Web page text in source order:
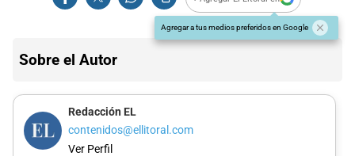
Agregar a tus medios preferidos en Google
Sobre el Autor
Redacción EL
contenidos@ellitoral.com
Ver Perfil